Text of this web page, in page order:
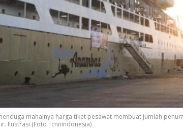
mahalnya harga tiket pesawat membuat jumlah
Ilustrasi (Foto : cnnindonesia)